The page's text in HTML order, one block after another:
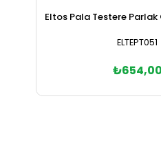
Eltos Pala Testere
ELTEPT051
₺654,00